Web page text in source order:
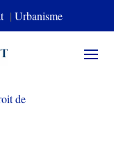
| Urbanisme
de